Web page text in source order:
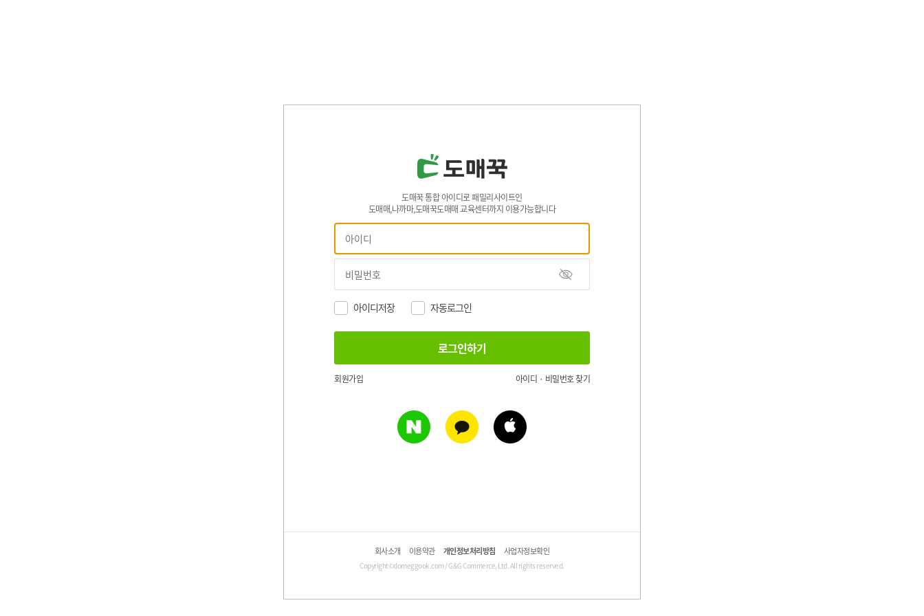
도매꾹 통합 아이디로 패밀리사이트인
도매매,나까마,도매꾹도매매 교육센터까지 이용가능합니다
아이디저장 자동로그인
회원가입 아이디 · 비밀번호 찾기
회사소개 이용약관 개인정보처리방침 사업자정보확인
Copyright©domeggook.com / G&G Commerce, Ltd. All rights reserved.